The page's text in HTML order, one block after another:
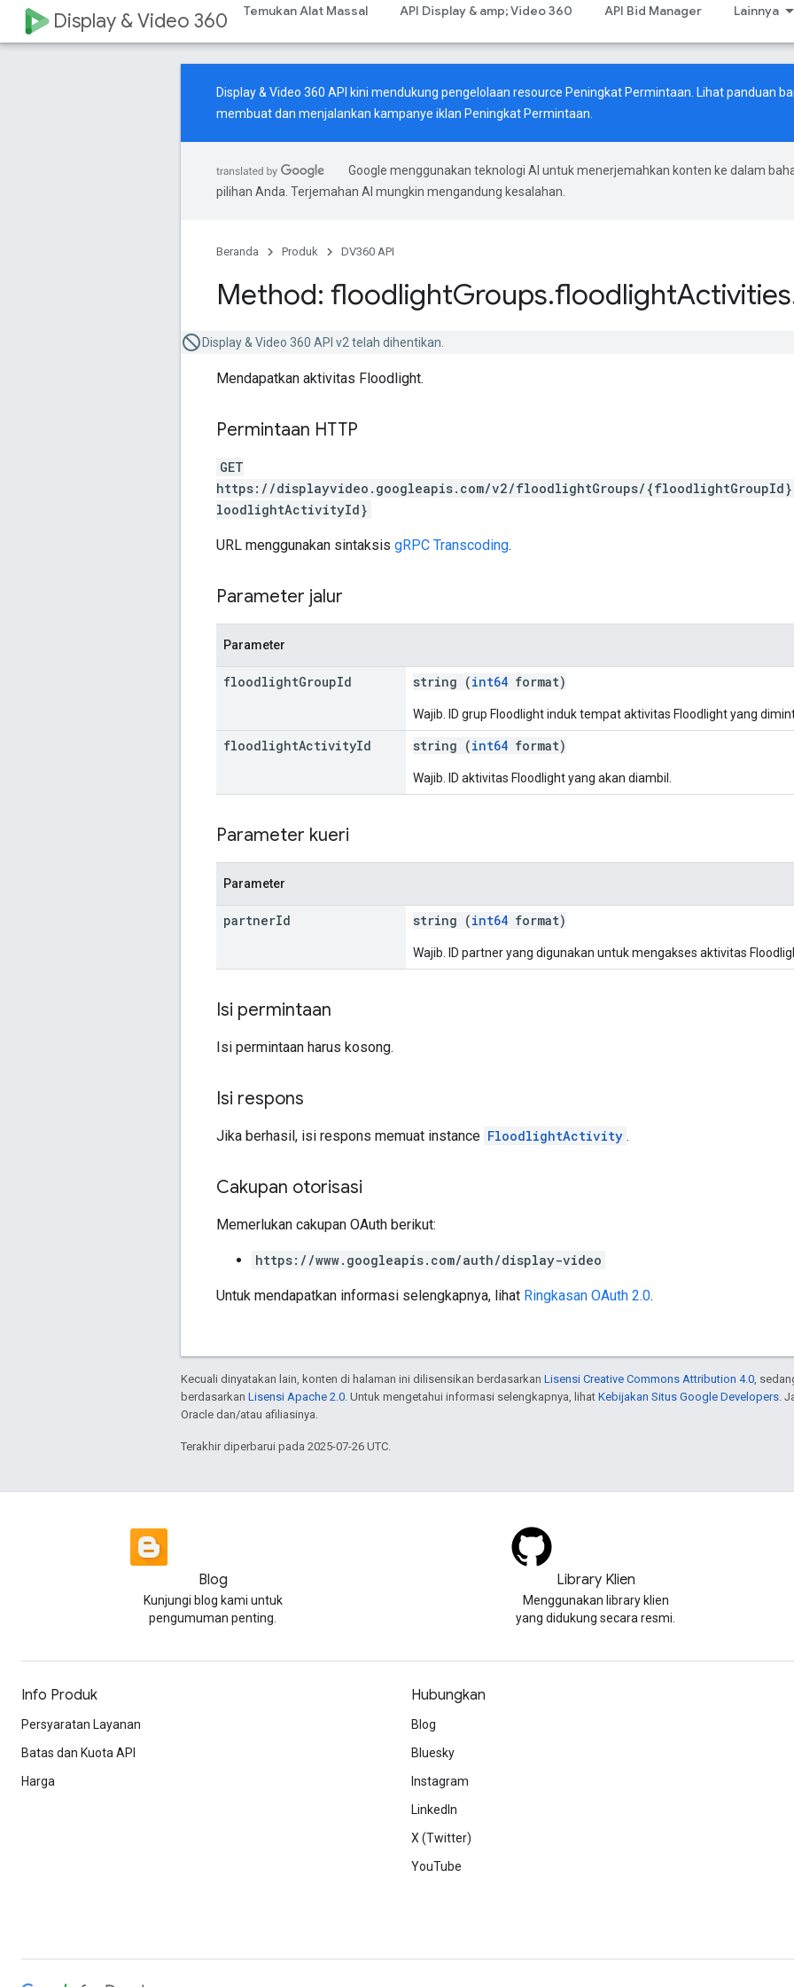
Display & Video 360 Temukan Alat Massal API Display & amp; Video 360 API Bid Manager Lainnya
Display & Video 360 API kini mendukung pengelolaan resource Peningkat Permintaan. Lihatpanduan
membuat dan menjalankan kampanye iklan Peningkat Permintaan.
Google menggunakan teknologi AI untuk menerjemahkan konten ke dalam
pilihan Anda. Terjemahan AI mungkin mengandung kesalahan.
Beranda Produk DV360 API
Method: floodlightGroups.floodlightActivities
Display & Video 360 API v2 telah dihentikan.
Mendapatkan aktivitas Floodlight.
Permintaan HTTP
GET
https://displayvideo.googleapis.com/v2/floodlightGroups/
loodlightActivityId}
URL menggunakan sintaksis gRPC Transcoding.
Parameter jalur
Parameter
floodlightGroupId string (int64 format)
Wajib. ID grup Floodlight induk tempat aktivitas Floodlight yang
floodlightActivityId string (int64 format)
Wajib. ID aktivitas Floodlight yang akan diambil.
Parameter kueri
Parameter
partnerId string (int64 format)
Wajib. ID partner yang digunakan untuk mengakses aktivitas
Isi permintaan
Isi permintaan harus kosong.
Isi respons
Jika berhasil, isi respons memuat instance FloodlightActivity .
Cakupan otorisasi
Memerlukan cakupan OAuth berikut:
https://www.googleapis.com/auth/display-video
Untuk mendapatkan informasi selengkapnya, lihat Ringkasan OAuth 2.0.
Kecuali dinyatakan lain, konten di halaman ini dilisensikan berdasarkan Lisensi Creative Commons Attribution 4.0 ,
berdasarkan Lisensi Apache 2.0 . Untuk mengetahui informasi selengkapnya, lihat Kebijakan Situs Google Developers .
Oracle dan/atau afiliasinya.
Terakhir diperbarui pada 2025-07-26 UTC.
Blog
Kunjungi blog kami untuk
pengumuman penting.
Library Klien
Menggunakan library klien
yang didukung secara resmi.
Info Produk
Persyaratan Layanan
Batas dan Kuota API
Harga
Hubungkan
Blog
Bluesky
Instagram
LinkedIn
X (Twitter)
YouTube